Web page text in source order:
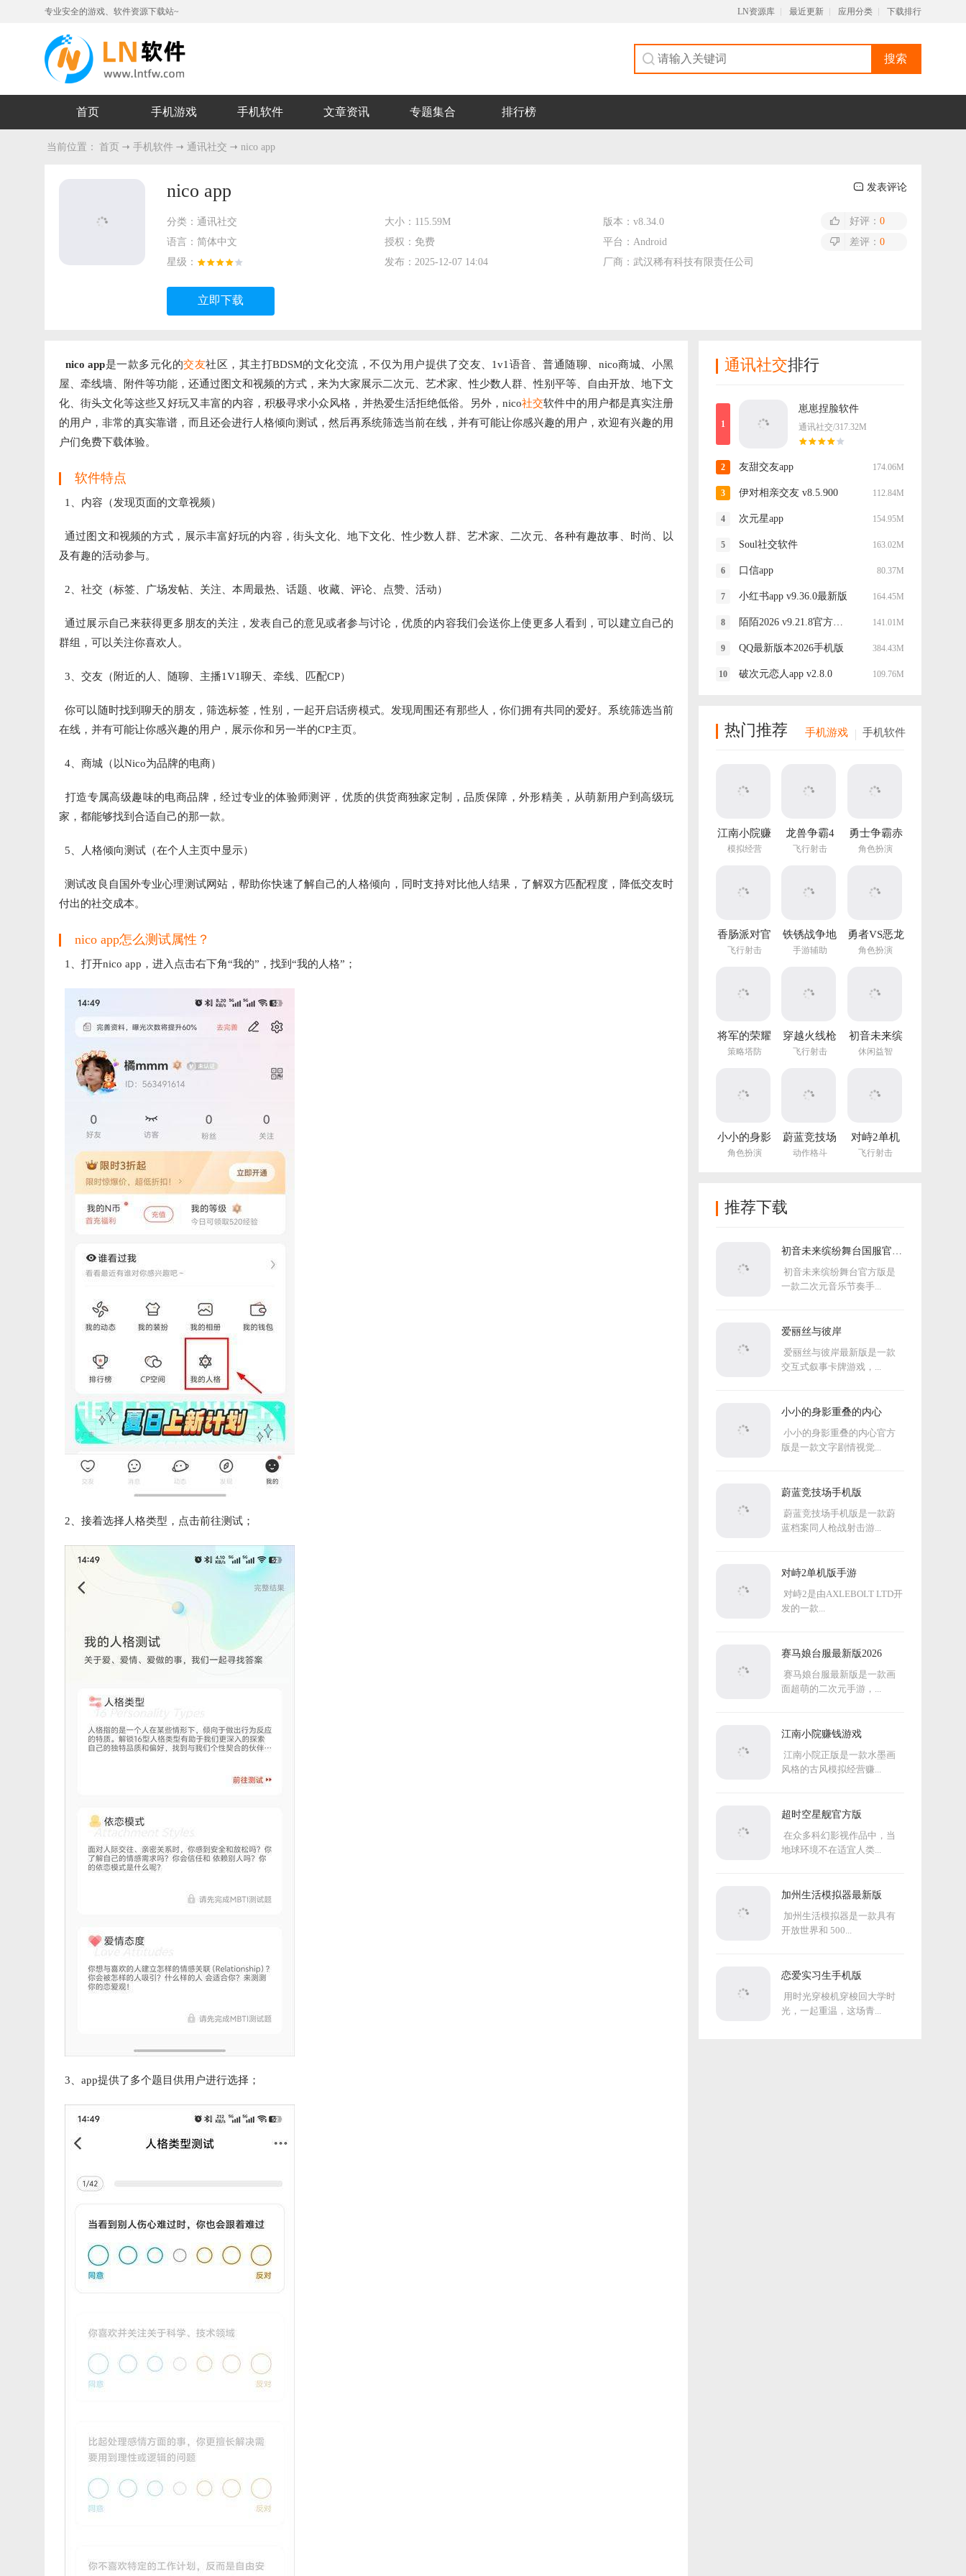
专业安全的游戏、软件资源下载站~ LN资源库 最近更新 应用分类 下载排行
搜索
首页 手机游戏 手机软件 文章资讯 专题集合 排行榜
当前位置： 首页 手机软件 通讯社交 nico app
nico app 发表评论
分类： 通讯社交 大小： 115.59M 版本： v8.34.0
语言： 简体中文 授权： 免费 平台： Android
星级：
发布：2025-12-07 14:04 厂商： 武汉稀有科技有限责任公司
好评： 0
差评： 0
立即下载
nico app是一款多元化的交友社区，其主打BDSM的文化交流，不仅为用户提供了交友、1v1语音、普通随聊、nico商城、小黑
屋、牵线墙、附件等功能，还通过图文和视频的方式，来为大家展示二次元、艺术家、性少数人群、性别平等、自由开放、地下文
化、街头文化等这些又好玩又丰富的内容，积极寻求小众风格，并热爱生活拒绝低俗。另外，nico社交软件中的用户都是真实注册
的用户，非常的真实靠谱，而且还会进行人格倾向测试，然后再系统筛选当前在线，并有可能让你感兴趣的用户，欢迎有兴趣的用
户们免费下载体验。
软件特点
1、内容（发现页面的文章视频）
通过图文和视频的方式，展示丰富好玩的内容，街头文化、地下文化、性少数人群、艺术家、二次元、各种有趣故事、时尚、以
及有趣的活动参与。
2、社交（标签、广场发帖、关注、本周最热、话题、收藏、评论、点赞、活动）
通过展示自己来获得更多朋友的关注，发表自己的意见或者参与讨论，优质的内容我们会送你上使更多人看到，可以建立自己的
群组，可以关注你喜欢人。
3、交友（附近的人、随聊、主播1V1聊天、牵线、匹配CP）
你可以随时找到聊天的朋友，筛选标签，性别，一起开启话痨模式。发现周围还有那些人，你们拥有共同的爱好。系统筛选当前
在线，并有可能让你感兴趣的用户，展示你和另一半的CP主页。
4、商城（以Nico为品牌的电商）
打造专属高级趣味的电商品牌，经过专业的体验师测评，优质的供货商独家定制，品质保障，外形精美，从萌新用户到高级玩
家，都能够找到合适自己的那一款。
5、人格倾向测试（在个人主页中显示）
测试改良自国外专业心理测试网站，帮助你快速了解自己的人格倾向，同时支持对比他人结果，了解双方匹配程度，降低交友时
付出的社交成本。
nico app怎么测试属性？
1、打开nico app，进入点击右下角“我的”，找到“我的人格”；
2、接着选择人格类型，点击前往测试；
3、app提供了多个题目供用户进行选择；
通讯社交排行
崽崽捏脸软件
通讯社交/317.32M
友甜交友app 174.06M
伊对相亲交友 v8.5.900 112.84M
次元星app 154.95M
Soul社交软件 163.02M
口信app 80.37M
小红书app v9.36.0最新版 164.45M
陌陌2026 v9.21.8官方正版 141.01M
QQ最新版本2026手机版 384.43M
破次元恋人app v2.8.0 109.76M
热门推荐 手机游戏 手机软件
江南小院赚
钱游戏
模拟经营
龙兽争霸4
手游
飞行射击
勇士争霸赤
胆联盟
角色扮演
香肠派对官
方正版
飞行射击
铁锈战争地
图编辑器中
手游辅助
勇者VS恶龙
手游
角色扮演
将军的荣耀
3官方正版
策略塔防
穿越火线枪
战王者体验
飞行射击
初音未来缤
纷舞台国服
休闲益智
小小的身影
重叠的内心
角色扮演
蔚蓝竞技场
手机版
动作格斗
对峙2单机
版手游
飞行射击
推荐下载
初音未来缤纷舞台国服官方
初音未来缤纷舞台官方版是
一款二次元音乐节奏手...
爱丽丝与彼岸
爱丽丝与彼岸最新版是一款
交互式叙事卡牌游戏，...
小小的身影重叠的内心
小小的身影重叠的内心官方
版是一款文字剧情视觉...
蔚蓝竞技场手机版
蔚蓝竞技场手机版是一款蔚
蓝档案同人枪战射击游...
对峙2单机版手游
对峙2是由AXLEBOLT LTD开
发的一款...
赛马娘台服最新版2026
赛马娘台服最新版是一款画
面超萌的二次元手游，...
江南小院赚钱游戏
江南小院正版是一款水墨画
风格的古风模拟经营赚...
超时空星舰官方版
在众多科幻影视作品中，当
地球环境不在适宜人类...
加州生活模拟器最新版
加州生活模拟器是一款具有
开放世界和 500...
恋爱实习生手机版
用时光穿梭机穿梭回大学时
光，一起重温，这场青...